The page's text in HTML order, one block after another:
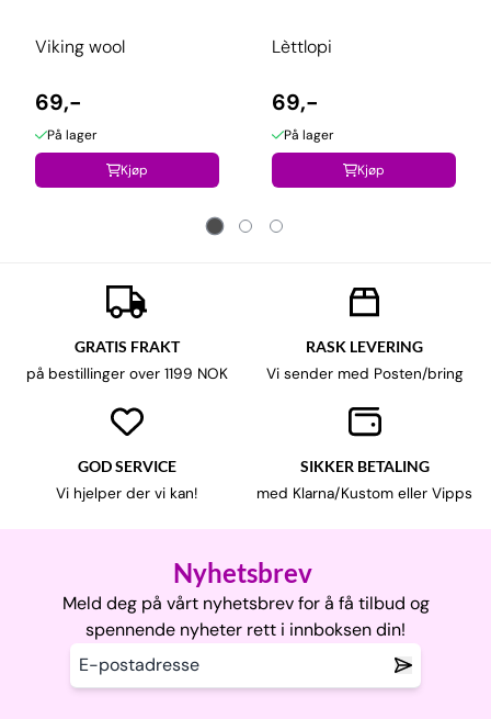
Viking wool
69,-
På lager
Kjøp
Lèttlopi
69,-
På lager
Kjøp
GRATIS FRAKT
på bestillinger over 1199 NOK
RASK LEVERING
Vi sender med Posten/bring
GOD SERVICE
Vi hjelper der vi kan!
SIKKER BETALING
med Klarna/Kustom eller Vipps
Nyhetsbrev
Meld deg på vårt nyhetsbrev for å få tilbud og
spennende nyheter rett i innboksen din!